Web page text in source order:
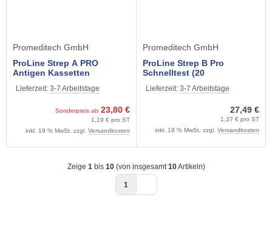
Promeditech GmbH
ProLine Strep A PRO
Antigen Kassetten
Lieferzeit: 3-7 Arbeitstage
Sonderpreis ab 23,80 €
1,19 € pro ST
inkl. 19 % MwSt. zzgl. Versandkosten
Promeditech GmbH
ProLine Strep B Pro
Schnelltest (20
Lieferzeit: 3-7 Arbeitstage
27,49 €
1,37 € pro ST
inkl. 19 % MwSt. zzgl. Versandkosten
Zeige 1 bis 10(von insgesamt 10Artikeln)
1